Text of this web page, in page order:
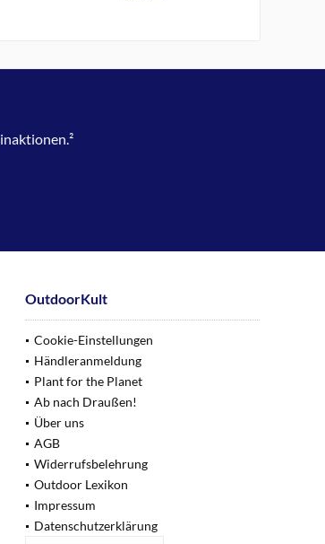
OutdoorKult
Cookie-Einstellungen
Händleranmeldung
Plant for the Planet
Ab nach Draußen!
Über uns
AGB
Widerrufsbelehrung
Outdoor Lexikon
Impressum
Datenschutzerklärung